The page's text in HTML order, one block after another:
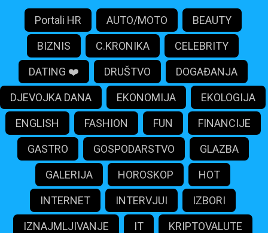
Portali HR AUTO/MOTO BEAUTY
BIZNIS C.KRONIKA CELEBRITY
DATING ❤️ DRUŠTVO DOGAĐANJA
DJEVOJKA DANA EKONOMIJA EKOLOGIJA
ENGLISH FASHION FUN FINANCIJE
GASTRO GOSPODARSTVO GLAZBA
GALERIJA HOROSKOP HOT
INTERNET INTERVJUI IZBORI
IZNAJMLJIVANJE IT KRIPTOVALUTE